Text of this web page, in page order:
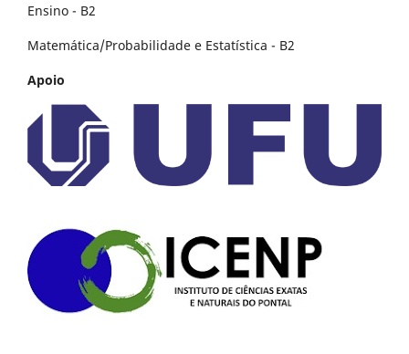
Ensino - B2
Matemática/Probabilidade e Estatística - B2
Apoio